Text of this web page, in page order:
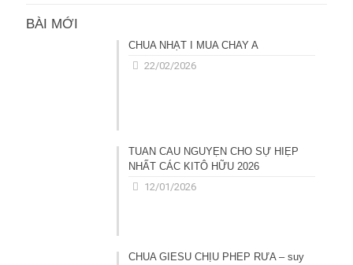
BÀI MỚI
CHÚA NHẬT I MÙA CHAY A
22/02/2026
TUẦN CẦU NGUYỆN CHO SỰ HIỆP
NHẤT CÁC KITÔ HỮU 2026
12/01/2026
CHÚA GIÊSU CHỊU PHÉP RỬA – suy